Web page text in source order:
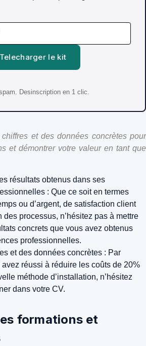
Telecharger le kit
Desinscription en 1 clic.
et des données concrètes pour
et démontrer votre valeur en tant que
résultats obtenus dans ses
: Que ce soit en termes
ou d’argent, de satisfaction client
des processus, n’hésitez pas à mettre
concrets que vous avez obtenus
professionnelles.
et des données concrètes : Par
réussi à réduire les coûts de 20%
méthode d’installation, n’hésitez
dans votre CV.
formations et